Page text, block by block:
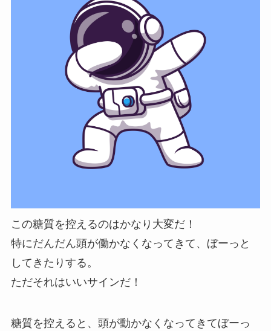
この糖質を控えるのはかなり大変だ！
特にだんだん頭が働かなくなってきて、ぼーっと
してきたりする。
ただそれはいいサインだ！
糖質を控えると、頭が動かなくなってきてぼーっ